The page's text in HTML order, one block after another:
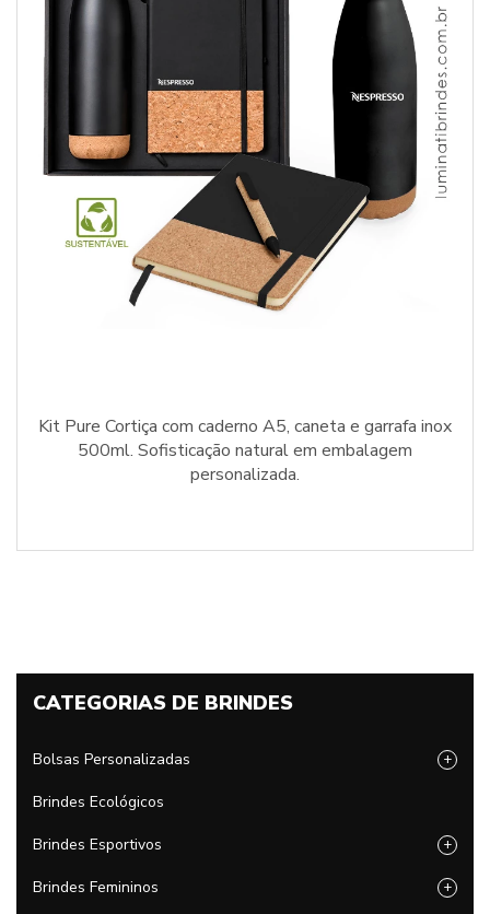
Kit Pure Cortiça com caderno A5, caneta e garrafa inox
500ml. Sofisticação natural em embalagem
personalizada.
CATEGORIAS DE BRINDES
Bolsas Personalizadas +
Brindes Ecológicos
Brindes Esportivos +
Brindes Femininos +